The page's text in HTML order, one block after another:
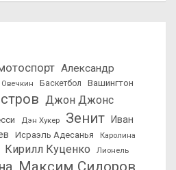
Александр
Баскетбол
Вашингтон
Джон Джонс
Дэн Хукер Зенит
Иван
Исраэль Адесанья
Каролина
Кирилл Куценко
Лионель